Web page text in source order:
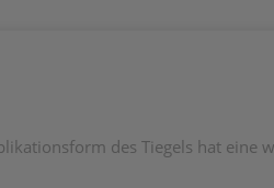
des Tiegels hat eine